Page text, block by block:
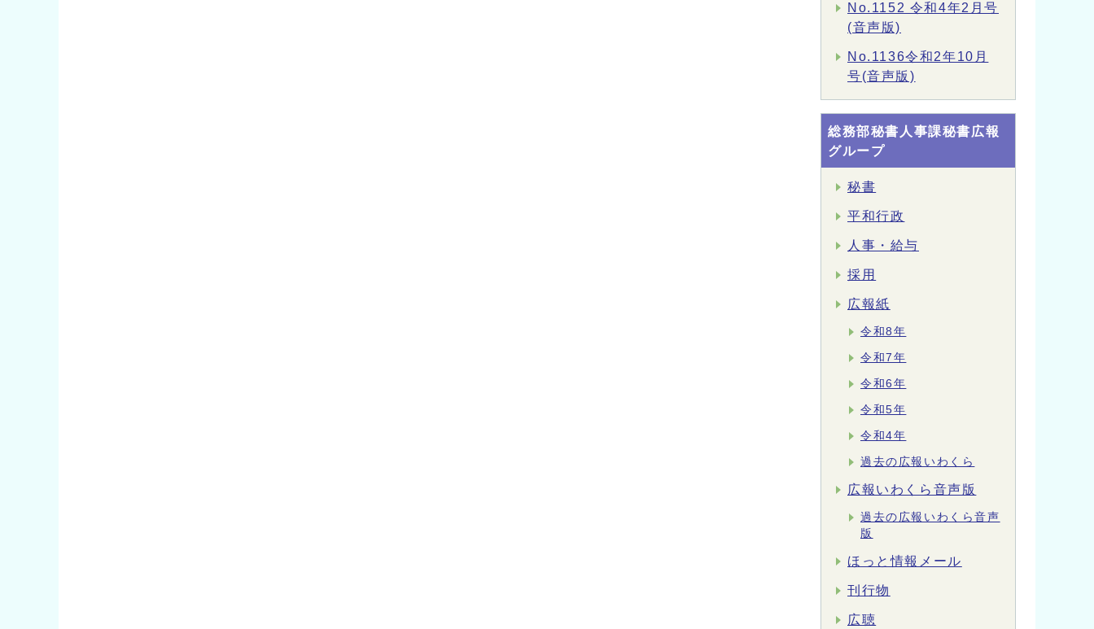
No.1152 令和4年2月号
(音声版)
No.1136令和2年10月
号(音声版)
総務部秘書人事課秘書広報
グループ
秘書
平和行政
人事・給与
採用
広報紙
令和8年
令和7年
令和6年
令和5年
令和4年
過去の広報いわくら
広報いわくら音声版
過去の広報いわくら音声
版
ほっと情報メール
刊行物
広聴